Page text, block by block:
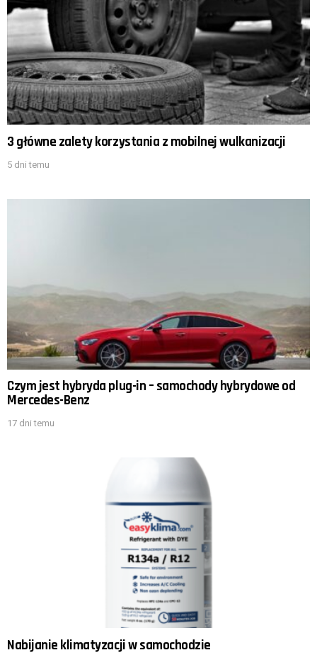
3 główne zalety korzystania z mobilnej wulkanizacji
5 dni temu
Czym jest hybryda plug-in – samochody hybrydowe od
Mercedes-Benz
17 dni temu
Nabijanie klimatyzacji w samochodzie